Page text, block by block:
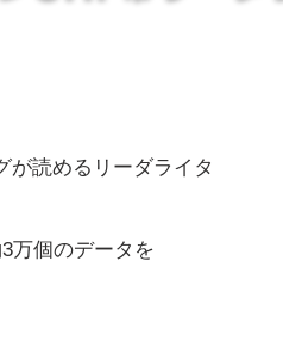
が読めるリーダライタ
万個のデータを